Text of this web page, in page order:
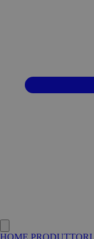
HOME PRODUTTORI